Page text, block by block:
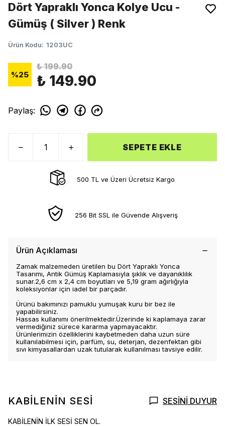
Dört Yapraklı Yonca Kolye Ucu -
Gümüş ( Silver ) Renk
Ürün Kodu: 1203UC
%25
₺ 199.90
₺ 149.90
Paylaş:
SEPETE EKLE
500 TL ve Üzeri Ücretsiz Kargo
256 Bit SSL ile Güvende Alışveriş
Ürün Açıklaması
Zamak malzemeden üretilen bu Dört Yapraklı Yonca
Tasarımı, Antik Gümüş Kaplamasıyla şıklık ve dayanıklılık
sunar.2,6 cm x 2,4 cm boyutları ve 5,19 gram ağırlığıyla
koleksiyonlar için iadel bir parçadır.
Ürünü bakımınızı pamuklu yumuşak kuru bir bez ile
yapabilirsiniz.
Hassas kullanımı önerilmektedir.Üzerinde ki kaplamaya zarar
vermediğiniz sürece kararma yapmayacaktır.
Ürünlerimizin özelliklerini kaybetmeden daha uzun süre
kullanılabilmesi için, parfüm, su, deterjan, dezenfektan gibi
sıvı kimyasallardan uzak tutularak kullanılması tavsiye edilir.
KABİLENİN SESİ SESİNİ DUYUR
KABİLENİN İLK SESİ SEN OL.